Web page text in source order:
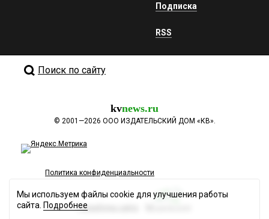
Подписка
RSS
Поиск по сайту
kvnews.ru
© 2001—2026 ООО ИЗДАТЕЛЬСКИЙ ДОМ «КВ».
Политика конфиденциальности
Разработка сайта
Мы используем файлы cookie для улучшения работы
сайта. Подробнее